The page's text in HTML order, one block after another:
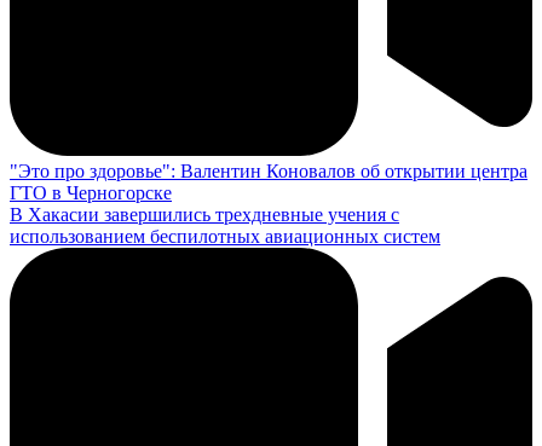
"Это про здоровье": Валентин Коновалов об открытии центра
ГТО в Черногорске
В Хакасии завершились трехдневные учения с
использованием беспилотных авиационных систем